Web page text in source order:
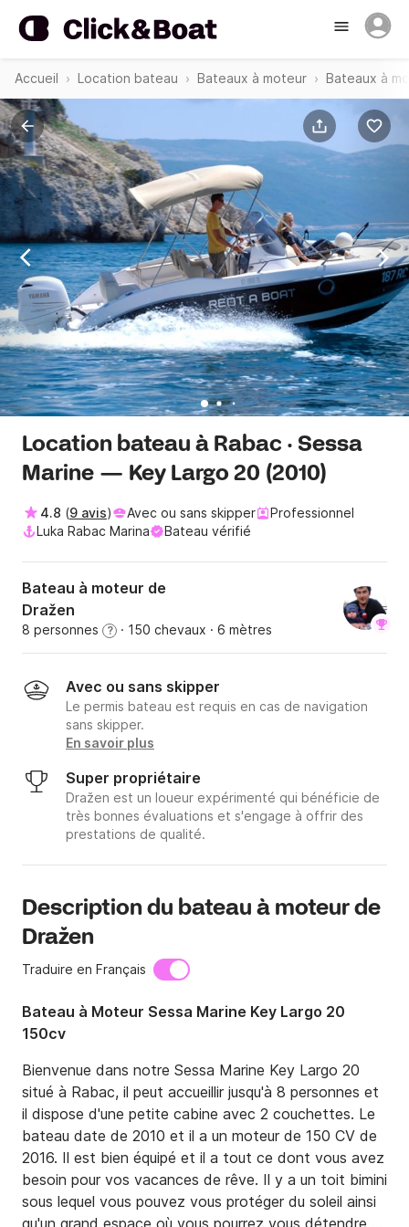
Accueil Location bateau Bateaux à moteur Bateaux à
Location bateau à Rabac · Sessa
Marine — Key Largo 20 (2010)
4.8 (9 avis) Avec ou sans skipper
Professionnel
Luka Rabac Marina
Bateau vérifié
Bateau à moteur de
Dražen
8 personnes ? · 150 chevaux · 6 mètres
Avec ou sans skipper
Le permis bateau est requis en cas de navigation
sans skipper.
En savoir plus
Super propriétaire
Dražen est un loueur expérimenté qui bénéficie de
très bonnes évaluations et s'engage à offrir des
prestations de qualité.
Description du bateau à moteur de
Dražen
Traduire en Français
Bateau à Moteur Sessa Marine Key Largo 20
150cv
Bienvenue dans notre Sessa Marine Key Largo 20
situé à Rabac, il peut accueillir jusqu'à 8 personnes et
il dispose d'une petite cabine avec 2 couchettes. Le
bateau date de 2010 et il a un moteur de 150 CV de
2016. Il est bien équipé et il a tout ce dont vous avez
besoin pour vos vacances de rêve. Il y a un toit bimini
sous lequel vous pouvez vous protéger du soleil ainsi